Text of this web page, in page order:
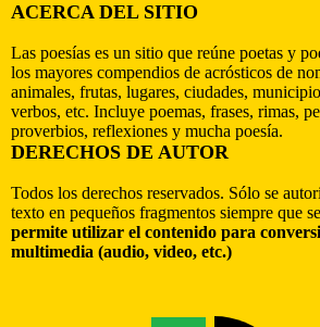
ACERCA DEL SITIO
Las poesías es un sitio que reúne poetas y
los mayores compendios de acrósticos de
animales, frutas, lugares, ciudades,
verbos, etc. Incluye poemas, frases, rimas,
proverbios, reflexiones y mucha poesía.
DERECHOS DE AUTOR
Todos los derechos reservados. Sólo se
texto en pequeños fragmentos siempre que
permite utilizar el contenido para
multimedia (audio, video, etc.)